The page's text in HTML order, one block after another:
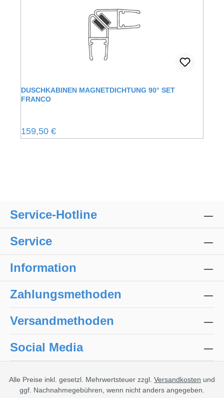
DUSCHKABINEN MAGNETDICHTUNG 90° SET
FRANCO
Regulärer Preis:
159,50 €
Service-Hotline
Service
Information
Zahlungsmethoden
Versandmethoden
Social Media
Alle Preise inkl. gesetzl. Mehrwertsteuer zzgl. Versandkosten und
ggf. Nachnahmegebühren, wenn nicht anders angegeben.